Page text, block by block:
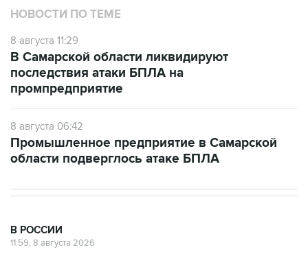
НОВОСТИ ПО ТЕМЕ
8 августа 11:29
В Самарской области ликвидируют
последствия атаки БПЛА на
промпредприятие
8 августа 06:42
Промышленное предприятие в Самарской
области подверглось атаке БПЛА
В РОССИИ
11:59, 8 августа 2026